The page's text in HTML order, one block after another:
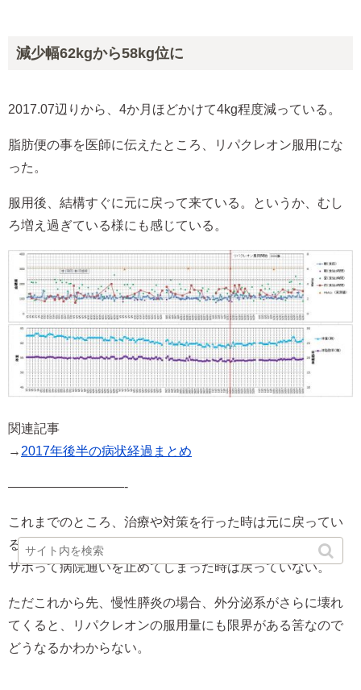
減少幅62kgから58kg位に
2017.07辺りから、4か月ほどかけて4kg程度減っている。
脂肪便の事を医師に伝えたところ、リパクレオン服用にな
った。
服用後、結構すぐに元に戻って来ている。というか、むし
ろ増え過ぎている様にも感じている。
関連記事
→ 2017年後半の病状経過まとめ
—————————-
これまでのところ、治療や対策を行った時は元に戻ってい
る。
サボって病院通いを止めてしまった時は戻っていない。
ただこれから先、慢性膵炎の場合、外分泌系がさらに壊れ
てくると、リパクレオンの服用量にも限界がある筈なので
どうなるかわからない。